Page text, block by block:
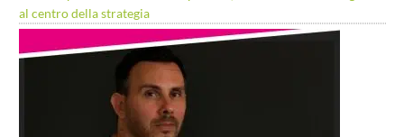
al centro della strategia